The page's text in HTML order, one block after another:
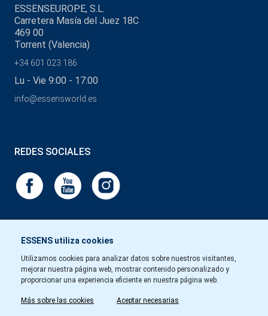
ESSENS utiliza cookies
Utilizamos cookies para analizar datos sobre nuestros visitantes,
mejorar nuestra página web, mostrar contenido personalizado y
proporcionar una experiencia eficiente en nuestra página web.
Más sobre las cookies Aceptar necesarias
ESSENSEUROPE, S.L.
Carretera Masía del Juez 18C
469 00
Torrent (Valencia)
+34 601 023 186
Lu - Vie 9:00 - 17:00
info@essensworld.es
REDES SOCIALES